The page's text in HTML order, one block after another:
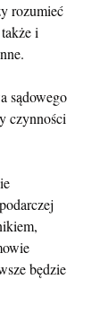
rozumieć
i
sądowego
czynności
będzie